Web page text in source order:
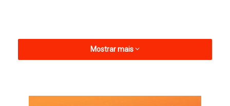
Mostrar mais